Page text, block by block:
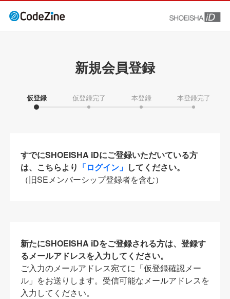
新規会員登録
仮登録 仮登録完了 本登録 本登録完了
すでにSHOEISHA iDにご登録いただいている方
は、こちらより 「ログイン」 してください。
（旧SEメンバーシップ登録者を含む）
新たにSHOEISHA iDをご登録される方は、登録す
るメールアドレスを入力してください。
ご入力のメールアドレス宛てに「仮登録確認メー
ル」をお送りします。受信可能なメールアドレスを
入力してください。